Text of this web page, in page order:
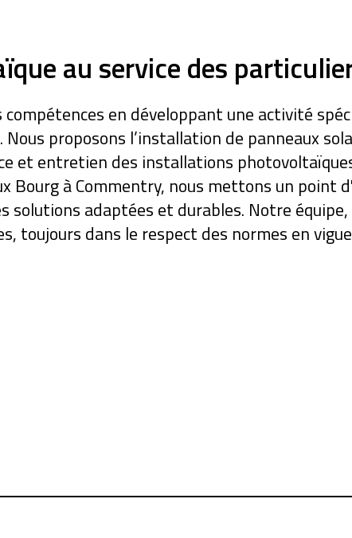
au service des
en développant une activité
proposons l’installation de panneaux
et entretien des installations
Bourg à Commentry, nous mettons un point
adaptées et durables. Notre
toujours dans le respect des normes en